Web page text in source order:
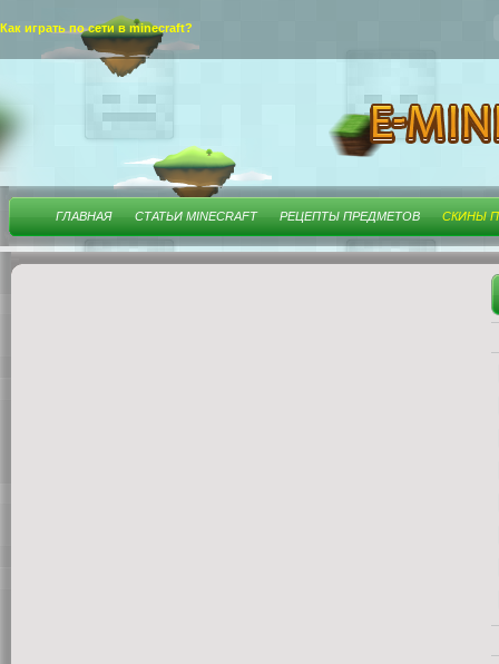
Как играть по сети в minecraft?
ГЛАВНАЯ СТАТЬИ MINECRAFT РЕЦЕПТЫ ПРЕДМЕТОВ СКИНЫ